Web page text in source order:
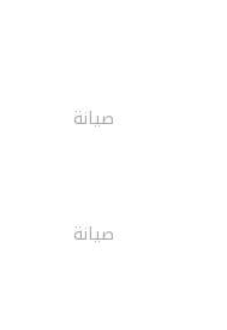
صيانة
صيانة